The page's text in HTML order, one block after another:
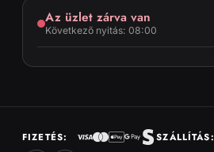
Az üzlet zárva van
Következő nyitás: 08:00
FIZETÉS: SZÁLLÍTÁS: